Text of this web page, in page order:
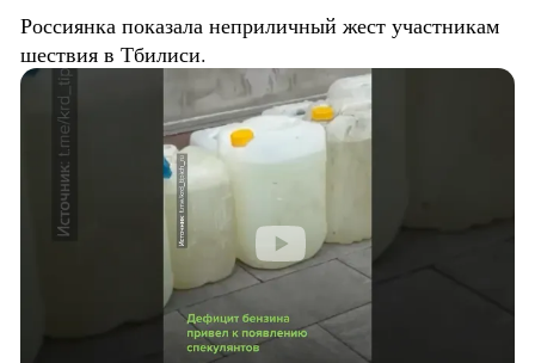
Россиянка показала неприличный жест участникам
шествия в Тбилиси.